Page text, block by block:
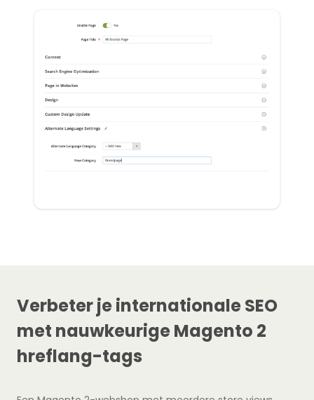
Verbeter je internationale SEO
met nauwkeurige Magento 2
hreflang-tags